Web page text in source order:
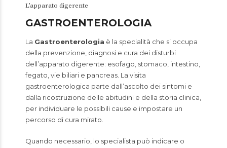
L’apparato digerente
GASTROENTEROLOGIA
La Gastroenterologia è la specialità che si occupa
della prevenzione, diagnosi e cura dei disturbi
dell’apparato digerente: esofago, stomaco, intestino,
fegato, vie biliari e pancreas. La visita
gastroenterologica parte dall’ascolto dei sintomi e
dalla ricostruzione delle abitudini e della storia clinica,
per individuare le possibili cause e impostare un
percorso di cura mirato.
Quando necessario, lo specialista può indicare o